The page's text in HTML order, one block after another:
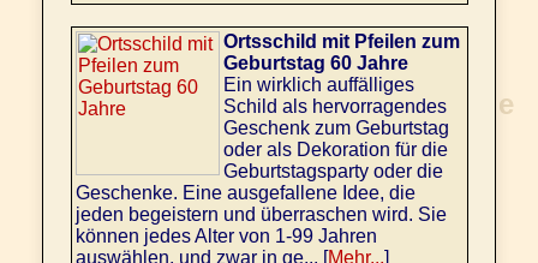
Ortsschild mit Pfeilen zum
Geburtstag 60 Jahre
Ein wirklich auffälliges
Schild als hervorragendes
Geschenk zum Geburtstag
oder als Dekoration für die
Geburtstagsparty oder die
Geschenke. Eine ausgefallene Idee, die
jeden begeistern und überraschen wird. Sie
können jedes Alter von 1-99 Jahren
auswählen, und zwar in ge... [Mehr...]